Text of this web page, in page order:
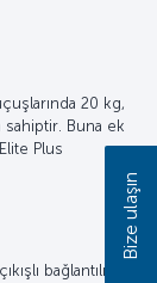
20 kg,
sahiptir. Buna ek
Plus
bağlantılı
Bize ulaşın